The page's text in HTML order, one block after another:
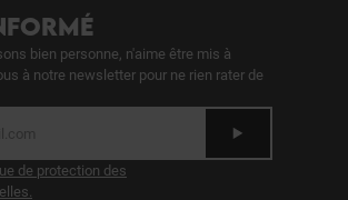
bien personne, n'aime être mis à
à notre newsletter pour ne rien rater de
de protection des
.